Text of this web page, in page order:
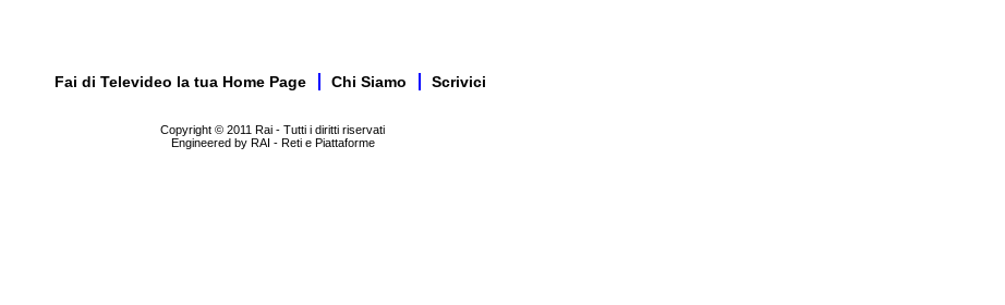
Fai di Televideo la tua Home Page Chi Siamo Scrivici
Copyright © 2011 Rai - Tutti i diritti riservati
Engineered by RAI - Reti e Piattaforme